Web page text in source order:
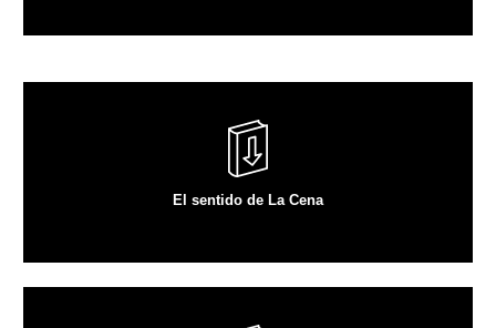
El sentido de La Cena
VER ARTÍCULO